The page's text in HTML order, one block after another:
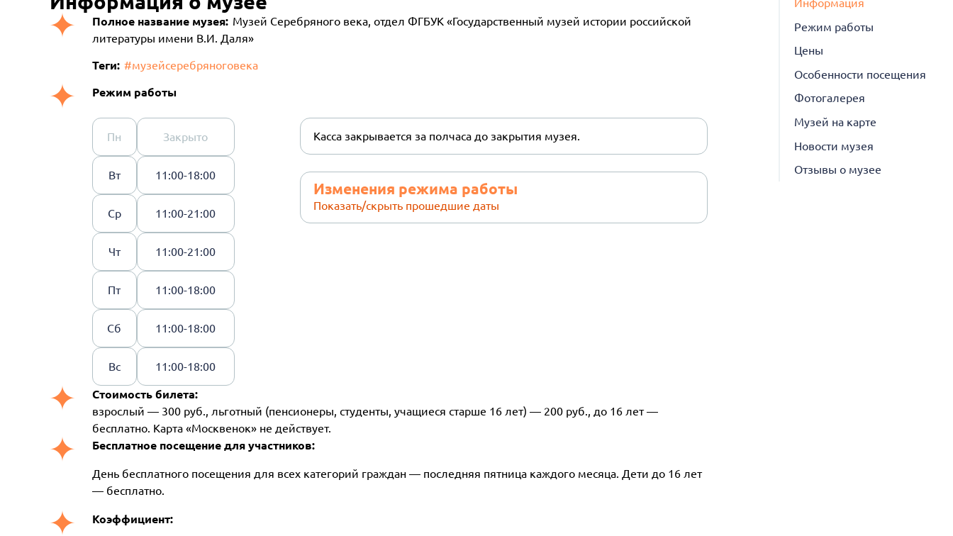
Полное название музея: Музей Серебряного века, отдел ФГБУК «Государственный музей истории российской
литературы имени В.И. Даля»
Теги: #музейсеребряноговека
Режим работы
Пн Закрыто
Вт 11:00-18:00
Ср 11:00-21:00
Чт 11:00-21:00
Пт 11:00-18:00
Сб 11:00-18:00
Вс 11:00-18:00
Касса закрывается за полчаса до закрытия музея.
Изменения режима работы
Показать/скрыть прошедшие даты
Стоимость билета:
взрослый — 300 руб., льготный (пенсионеры, студенты, учащиеся старше 16 лет) — 200 руб., до 16 лет —
бесплатно. Карта «Москвенок» не действует.
Бесплатное посещение для участников:
День бесплатного посещения для всех категорий граждан — последняя пятница каждого месяца. Дети до 16 лет
— бесплатно.
Коэффициент:
Информация
Режим работы
Цены
Особенности посещения
Фотогалерея
Музей на карте
Новости музея
Отзывы о музее